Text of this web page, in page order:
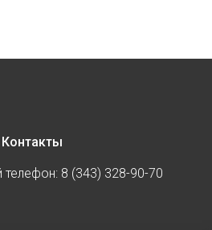
Контакты
8 (343) 328-90-70